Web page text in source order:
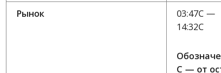
Рынок
03:47C —
14:32C
C — от